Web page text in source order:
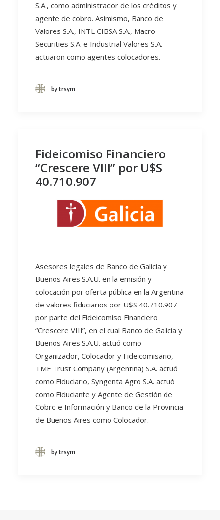
S.A., como administrador de los créditos y
agente de cobro. Asimismo, Banco de
Valores S.A., INTL CIBSA S.A., Macro
Securities S.A. e Industrial Valores S.A.
actuaron como agentes colocadores.
by trsym
Fideicomiso Financiero
“Crescere VIII” por U$S
40.710.907
Asesores legales de Banco de Galicia y
Buenos Aires S.A.U. en la emisión y
colocación por oferta pública en la Argentina
de valores fiduciarios por U$S 40.710.907
por parte del Fideicomiso Financiero
“Crescere VIII”, en el cual Banco de Galicia y
Buenos Aires S.A.U. actuó como
Organizador, Colocador y Fideicomisario,
TMF Trust Company (Argentina) S.A. actuó
como Fiduciario, Syngenta Agro S.A. actuó
como Fiduciante y Agente de Gestión de
Cobro e Información y Banco de la Provincia
de Buenos Aires como Colocador.
by trsym